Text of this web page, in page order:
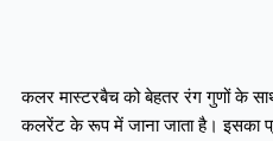
कलर मास्टरबैच को बेहतर रंग गुणों के
कलरेंट के रूप में जाना जाता है। इसका